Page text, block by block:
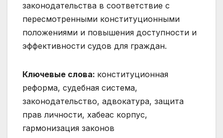
законодательства в соответствие с
пересмотренными конституционными
положениями и повышения доступности и
эффективности судов для граждан.
Ключевые слова: конституционная
реформа, судебная система,
законодательство, адвокатура, защита
прав личности, хабеас корпус,
гармонизация законов